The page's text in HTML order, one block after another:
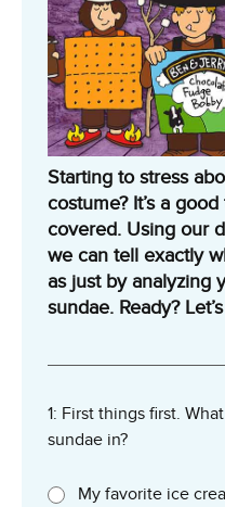
Starting to stress
costume? It’s a
covered. Using our
we can tell exactly
as just by analyzing
sundae. Ready?
1: First things first.
sundae in?
My favorite ice